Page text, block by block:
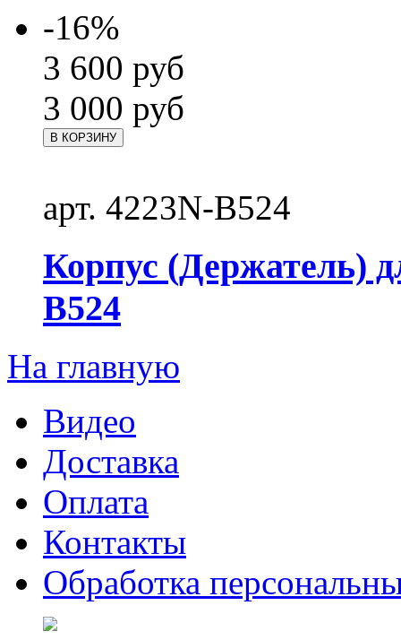
-16%
3 600 руб
3 000 руб
В КОРЗИНУ
арт. 4223N-B524
Корпус (Держатель)
B524
На главную
Видео
Доставка
Оплата
Контакты
Обработка